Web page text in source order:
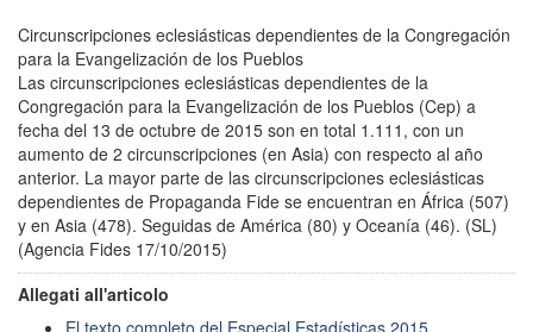
Circunscripciones eclesiásticas dependientes de la Congregación
para la Evangelización de los Pueblos
Las circunscripciones eclesiásticas dependientes de la
Congregación para la Evangelización de los Pueblos (Cep) a
fecha del 13 de octubre de 2015 son en total 1.111, con un
aumento de 2 circunscripciones (en Asia) con respecto al año
anterior. La mayor parte de las circunscripciones eclesiásticas
dependientes de Propaganda Fide se encuentran en África (507)
y en Asia (478). Seguidas de América (80) y Oceanía (46). (SL)
(Agencia Fides 17/10/2015)
Allegati all'articolo
El texto completo del Especial Estadísticas 2015